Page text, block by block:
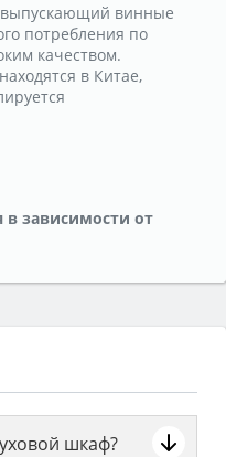
выпускающий винные
потребления по
качеством.
в Китае,
зависимости от
шкаф?